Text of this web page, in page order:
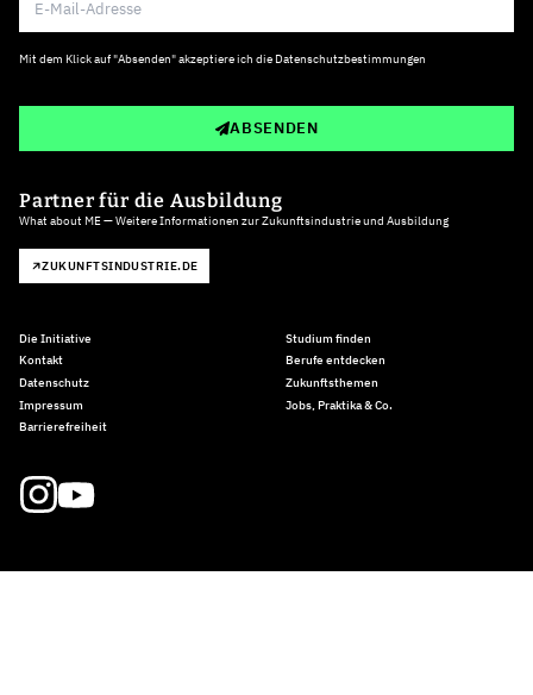
Mit dem Klick auf "Absenden" akzeptiere ich die Datenschutzbestimmungen
ABSENDEN
Partner für die Ausbildung
What about ME — Weitere Informationen zur Zukunftsindustrie und Ausbildung
ZUKUNFTSINDUSTRIE.DE
Die Initiative
Kontakt
Datenschutz
Impressum
Barrierefreiheit
Studium finden
Berufe entdecken
Zukunftsthemen
Jobs, Praktika & Co.